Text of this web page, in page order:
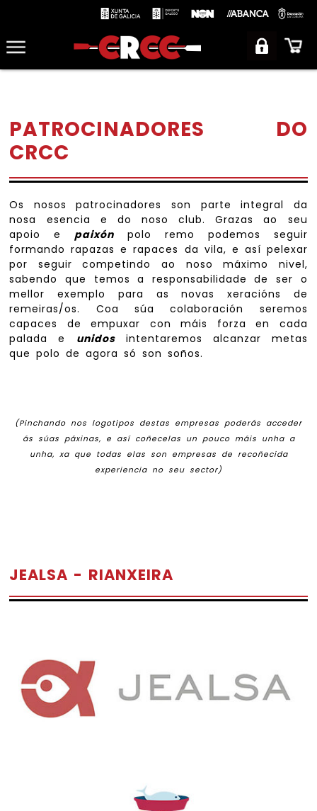
PATROCINADORES DO
CRCC
Os nosos patrocinadores son parte integral da
nosa esencia e do noso club. Grazas ao seu
apoio epaixón polo remo podemos seguir
formando rapazas e rapaces da vila, e así pelexar
por seguir competindo ao noso máximo nivel,
sabendo que temos a responsabilidade de ser o
mellor exemplo para as novas xeracións de
remeiras/os. Coa súa colaboración seremos
capaces de empuxar con máis forza en cada
palada e unidosintentaremos alcanzar metas
que polo de agora só son soños.
(Pinchando nos logotipos destas empresas poderás acceder
ás súas páxinas, e así coñecelas un pouco máis unha a
unha, xa que todas elas son empresas de recoñecida
experiencia no seu sector)
JEALSA - RIANXEIRA